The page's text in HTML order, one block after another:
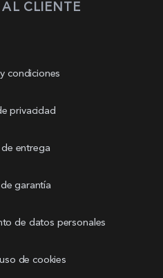
AL CLIENTE
condiciones
privacidad
de entrega
garantía
de datos personales
de cookies